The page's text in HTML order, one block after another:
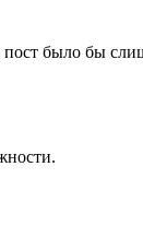
пост было бы